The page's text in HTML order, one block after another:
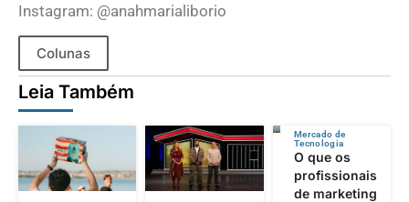
Instagram: @anahmarialiborio
Colunas
Leia Também
Mercado de
Tecnologia
O que os
profissionais
de marketing